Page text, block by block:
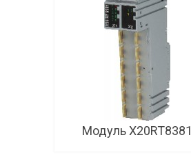
Модуль X20RT8381